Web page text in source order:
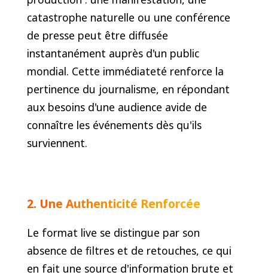
catastrophe naturelle ou une conférence
de presse peut être diffusée
instantanément auprès d'un public
mondial. Cette immédiateté renforce la
pertinence du journalisme, en répondant
aux besoins d'une audience avide de
connaître les événements dès qu'ils
surviennent.
2. Une Authenticité Renforcée
Le format live se distingue par son
absence de filtres et de retouches, ce qui
en fait une source d'information brute et